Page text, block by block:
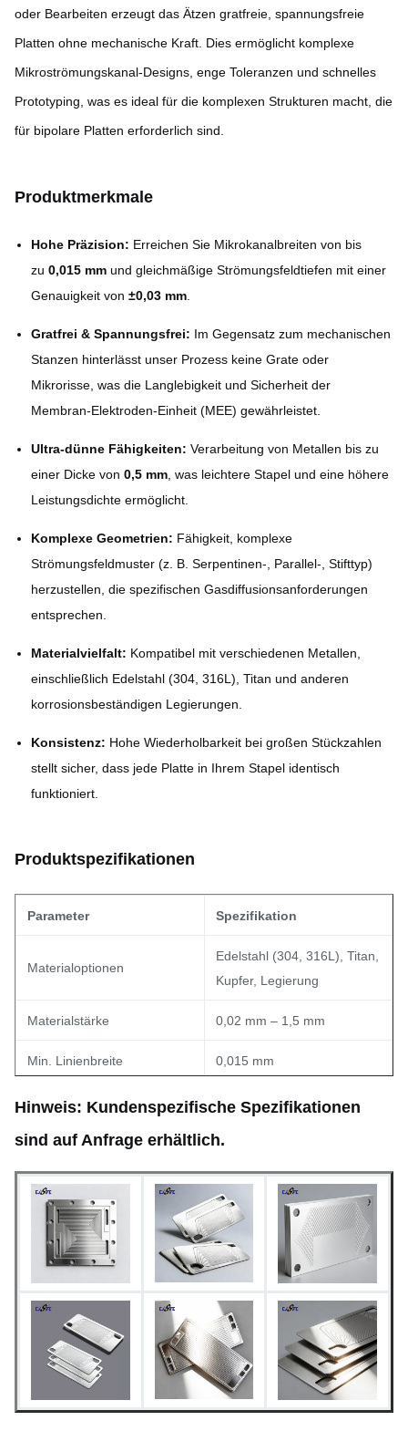
oder Bearbeiten erzeugt das Ätzen gratfreie, spannungsfreie
Platten ohne mechanische Kraft. Dies ermöglicht komplexe
Mikroströmungskanal-Designs, enge Toleranzen und schnelles
Prototyping, was es ideal für die komplexen Strukturen macht, die
für bipolare Platten erforderlich sind.
Produktmerkmale
Hohe Präzision: Erreichen Sie Mikrokanalbreiten von bis
zu 0,015 mm und gleichmäßige Strömungsfeldtiefen mit einer
Genauigkeit von ±0,03 mm
Gratfrei & Spannungsfrei: Im Gegensatz zum mechanischen
Stanzen hinterlässt unser Prozess keine Grate oder
Mikrorisse, was die Langlebigkeit und Sicherheit der
Membran-Elektroden-Einheit (MEE) gewährleistet.
Ultra-dünne Fähigkeiten: Verarbeitung von Metallen bis zu
einer Dicke von 0,5 mm , was leichtere Stapel und eine höhere
Leistungsdichte ermöglicht.
Komplexe Geometrien: Fähigkeit, komplexe
Strömungsfeldmuster (z. B. Serpentinen-, Parallel-, Stifttyp)
herzustellen, die spezifischen Gasdiffusionsanforderungen
entsprechen.
Materialvielfalt: Kompatibel mit verschiedenen Metallen,
einschließlich Edelstahl (304, 316L), Titan und anderen
korrosionsbeständigen Legierungen.
Konsistenz: Hohe Wiederholbarkeit bei großen Stückzahlen
stellt sicher, dass jede Platte in Ihrem Stapel identisch
funktioniert.
Produktspezifikationen
Parameter Spezifikation
Materialoptionen
Edelstahl (304, 316L), Titan,
Kupfer, Legierung
Materialstärke 0,02 mm – 1,5 mm
Min. Linienbreite 0,015 mm
Min. Öffnung (Loch) 0,03 mm
Maßtoleranz ±0,03 mm (Gleichmäßigkeit)
Lieferzeit
Schnelles Prototyping (5-7
Tage); Massenproduktion
verfügbar
Wie geätzt, passiviert oder
Oberflächenbehandlung
Hinweis: Kundenspezifische Spezifikationen
sind auf Anfrage erhältlich.